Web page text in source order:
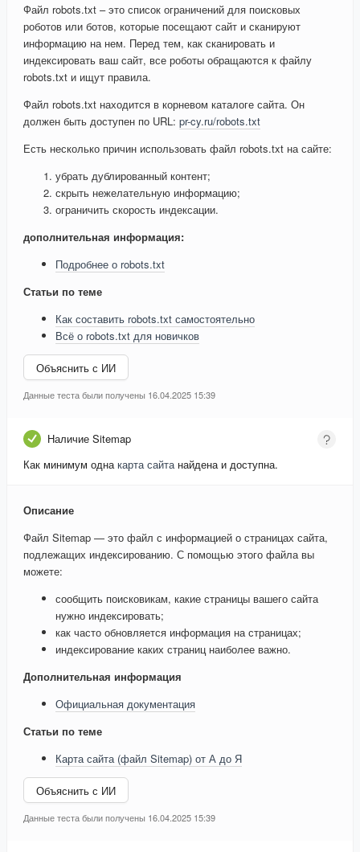
Файл robots.txt – это список ограничений для поисковых
роботов или ботов, которые посещают сайт и сканируют
информацию на нем. Перед тем, как сканировать и
индексировать ваш сайт, все роботы обращаются к файлу
robots.txt и ищут правила.
Файл robots.txt находится в корневом каталоге сайта. Он
должен быть доступен по URL: pr-cy.ru/robots.txt
Есть несколько причин использовать файл robots.txt на сайте:
убрать дублированный контент;
скрыть нежелательную информацию;
ограничить скорость индексации.
дополнительная информация:
Подробнее о robots.txt
Статьи по теме
Как составить robots.txt самостоятельно
Всё о robots.txt для новичков
Объяснить с ИИ
Данные теста были получены 16.04.2025 15:39
Наличие Sitemap
Как минимум однакарта сайтанайдена и доступна.
Описание
Файл Sitemap — это файл с информацией о страницах сайта,
подлежащих индексированию. С помощью этого файла вы
можете:
сообщить поисковикам, какие страницы вашего сайта
нужно индексировать;
как часто обновляется информация на страницах;
индексирование каких страниц наиболее важно.
Дополнительная информация
Официальная документация
Статьи по теме
Карта сайта (файл Sitemap) от А до Я
Объяснить с ИИ
Данные теста были получены 16.04.2025 15:39